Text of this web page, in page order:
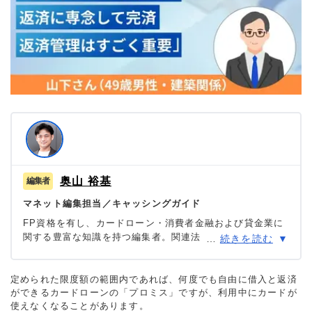
奥山 裕基
マネット編集担当／キャッシングガイド
FP資格を有し、カードローン・消費者金融および貸金業に
関する豊富な知識を持つ編集者。関連法規（貸金業法・金
もとにリアルな情報収集を怠らず、自身も当サイトにおい
て1,000本を超える記事を執筆。生活に欠かせない「お金」
だからこそ最適な意思決定を支援したいという理念のもと
続きを読む
定められた限度額の範囲内であれば、何度でも自由に借入と返済
ができるカードローンの「プロミス」ですが、利用中にカードが
使えなくなることがあります。